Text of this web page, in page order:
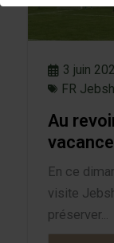
3 juin
FR
Au
En ce
visite
préserver...